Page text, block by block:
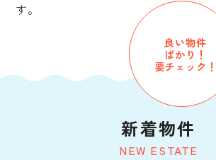
す。
NEW ESTATE
新着物件
良い物件
ばかり！
要チェック！